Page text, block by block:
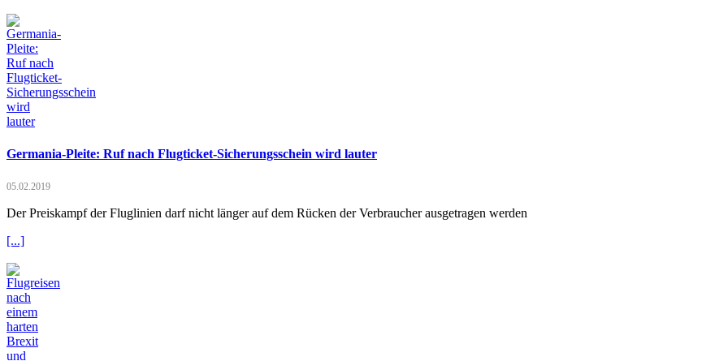
Germania-Pleite: Ruf nach Flugticket-Sicherungsschein wird lauter
05.02.2019
Der Preiskampf der Fluglinien darf nicht länger auf dem Rücken der Verbraucher ausgetragen werden
[...]